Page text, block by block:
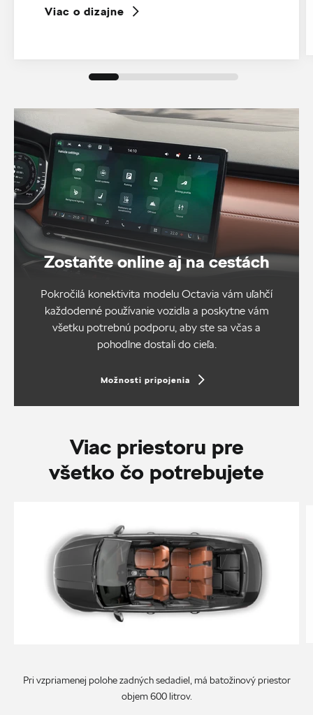
Viac o dizajne
Zostaňte online aj na cestách
Pokročilá konektivita modelu Octavia vám uľahčí
každodenné používanie vozidla a poskytne vám
všetku potrebnú podporu, aby ste sa včas a
pohodlne dostali do cieľa.
Možnosti pripojenia
Viac priestoru pre
všetko čo potrebujete
Pri vzpriamenej polohe zadných sedadiel, má batožinový priestor
objem 600 litrov.